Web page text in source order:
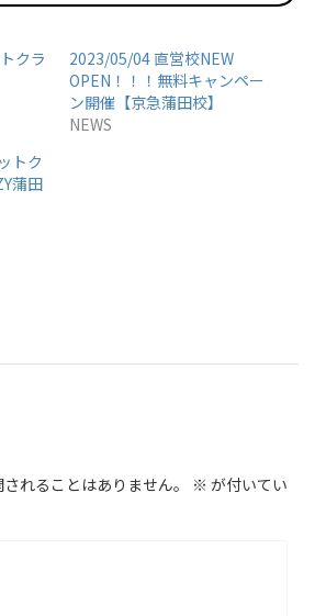
クラ
2023/05/04 直営校NEW
OPEN！！！無料キャンペー
ン開催【京急蒲田校】
NEWS
トク
蒲田
れることはありません。 ※ が付いてい